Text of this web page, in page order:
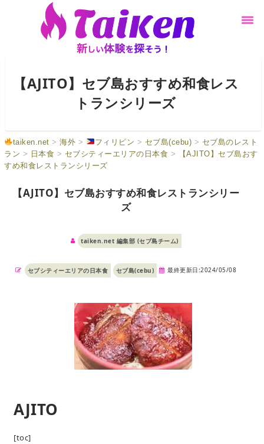
【AJITO】セブ島おすすめ和食レス
トランシリーズ
taiken.net >海外 > フィリピン > セブ島(cebu) > セブ島のレスト
ラン > 日本食 > セブシティーエリアの日本食 >
【AJITO】セブ島おす
すめ和食レストランシリーズ
【AJITO】セブ島おすすめ和食レストランシリー
ズ
taiken.net 編集部 (セブ島チーム)
セブシティーエリアの日本食 セブ島(cebu) 最終更新日:2024/05/08
AJITO
[toc]